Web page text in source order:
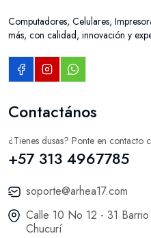
Computadores, Celulares,
más, con calidad, innovación y
Contactános
¿Tienes dusas? Ponte en contacto
+57 313 4967785
soporte@arhea17.com
Calle 10 No 12 - 31
Chucurí